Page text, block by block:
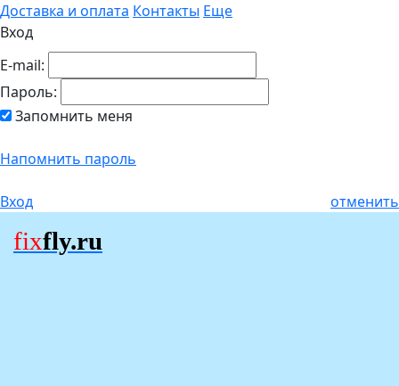
Доставка и оплата Контакты Еще
Вход
E-mail:
Пароль:
Запомнить меня
Напомнить пароль
Вход отменить
fixfly.ru